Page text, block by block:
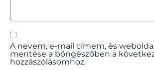
A nevem, e-mail címem, és
mentése a böngészőben a
hozzászólásomhoz.